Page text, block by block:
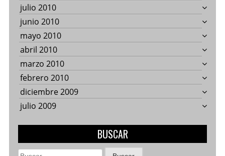
julio 2010
junio 2010
mayo 2010
abril 2010
marzo 2010
febrero 2010
diciembre 2009
julio 2009
BUSCAR